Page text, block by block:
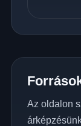
Az oldalon